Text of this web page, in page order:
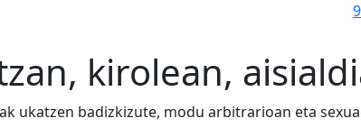
kirolean,
ukatzen badizkizute, modu arbitrarioan eta